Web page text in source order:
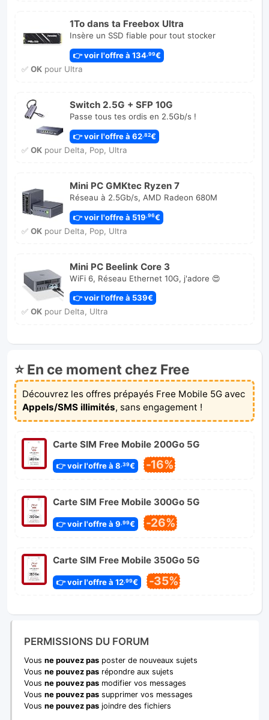
1To dans ta Freebox Ultra
Insère un SSD fiable pour tout stocker
👉 voir l'offre à 134 ,99€
✅ OKpour Ultra
Switch 2.5G + SFP 10G
Passe tous tes ordis en 2.5Gb/s !
👉 voir l'offre à 62,82€
✅ OKpour Delta, Pop, Ultra
Mini PC GMKtec Ryzen 7
Réseau à 2.5Gb/s, AMD Radeon 680M
👉 voir l'offre à 519,96€
✅ OKpour Delta, Pop, Ultra
Mini PC Beelink Core 3
WiFi 6, Réseau Ethernet 10G, j'adore 😍
👉 voir l'offre à 539€
✅ OKpour Delta, Ultra
⭐ En ce moment chez Free
Découvrez les offres prépayés Free Mobile 5G avec
Appels/SMS illimités, sans engagement !
Carte SIM Free Mobile 200Go 5G
👉 voir l'offre à 8 ,39€ -16%
Carte SIM Free Mobile 300Go 5G
👉 voir l'offre à 9 ,99€ -26%
Carte SIM Free Mobile 350Go 5G
👉 voir l'offre à 12,99€ -35%
PERMISSIONS DU FORUM
Vous ne pouvez pas poster de nouveaux sujets
Vous ne pouvez pas répondre aux sujets
Vous ne pouvez pas modifier vos messages
Vous ne pouvez pas supprimer vos messages
Vous ne pouvez pas joindre des fichiers